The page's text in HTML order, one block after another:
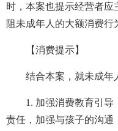
时，本案也提示经营者应
阻未成年人的大额消费行
【消费提示】
结合本案，就未成年
1. 加强消费教育引导
责任，加强与孩子的沟通